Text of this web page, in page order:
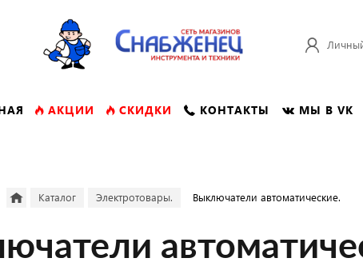
АКЦИИ СКИДКИ КОНТАКТЫ МЫ В VK
Каталог Электротовары. Выключатели автоматические.